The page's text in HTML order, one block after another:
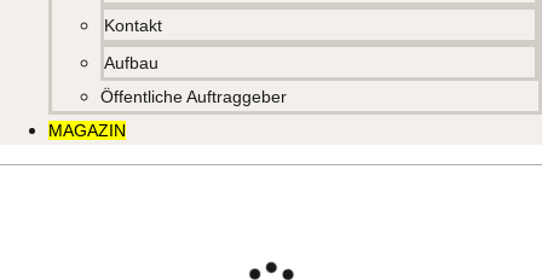
Kontakt
Aufbau
Öffentliche Auftraggeber
MAGAZIN